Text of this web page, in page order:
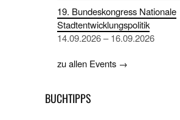
19. Bundeskongress Nationale
Stadtentwicklungspolitik
14.09.2026 – 16.09.2026
zu allen Events →
BUCHTIPPS